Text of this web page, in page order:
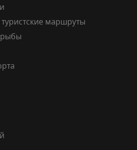
маршруты